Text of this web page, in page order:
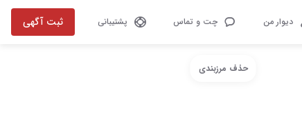
دیوار من چت و تماس پشتیبانی ثبت آگهی
حذف مرزبندی